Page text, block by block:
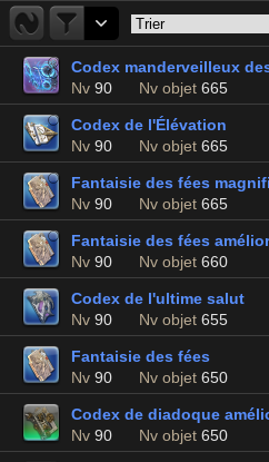
Codex manderveilleux
Nv 90 Nv objet 665
Codex de l'Élévation
Nv 90 Nv objet 665
Fantaisie des fées
Nv 90 Nv objet 665
Fantaisie des fées
Nv 90 Nv objet 660
Codex de l'ultime salut
Nv 90 Nv objet 655
Fantaisie des fées
Nv 90 Nv objet 650
Codex de diadoque
Nv 90 Nv objet 650